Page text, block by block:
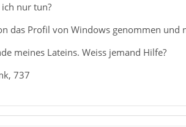
nur tun?
das Profil von Windows genommen
meines Lateins. Weiss jemand Hilfe?
737